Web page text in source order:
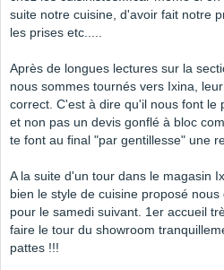
suite notre cuisine, d'avoir fait notre
les prises etc.....
Après de longues lectures sur la
nous sommes tournés vers Ixina,
correct. C'est à dire qu'il nous font le
et non pas un devis gonflé à bloc
te font au final "par gentillesse" une
A la suite d'un tour dans le magasin
bien le style de cuisine proposé
pour le samedi suivant. 1er accueil
faire le tour du showroom
pattes !!!